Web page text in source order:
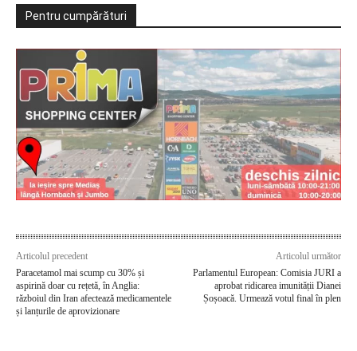
Pentru cumpărături
Articolul precedent
Paracetamol mai scump cu 30% și
aspirină doar cu rețetă, în Anglia:
războiul din Iran afectează medicamentele
și lanțurile de aprovizionare
Articolul următor
Parlamentul European: Comisia JURI a
aprobat ridicarea imunității Dianei
Șoșoacă. Urmează votul final în plen